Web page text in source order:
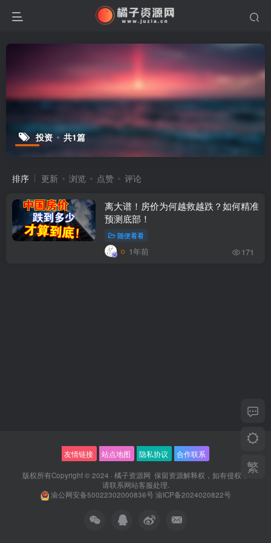
投资 共1篇
排序 更新 浏览 点赞 评论
离大谱！房价为何越救越跌？如何精准
预测底部！
随便看看
1年前 171
友情链接 站点地图 隐私协议 合作联系
版权所有Copyright © 2024 · 橘子资源网 保留资源解释权，如有侵权，
请联系网站客服处理.
渝公网安备50022302000836号 渝ICP备2024020822号
繁